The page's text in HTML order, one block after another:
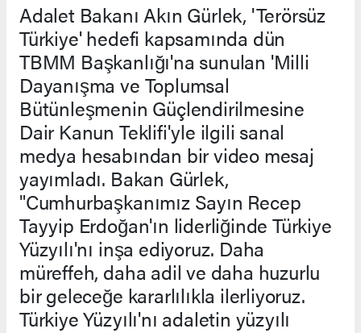
Adalet Bakanı Akın Gürlek, 'Terörsüz
Türkiye' hedefi kapsamında dün
TBMM Başkanlığı'na sunulan 'Milli
Dayanışma ve Toplumsal
Bütünleşmenin Güçlendirilmesine
Dair Kanun Teklifi'yle ilgili sanal
medya hesabından bir video mesaj
yayımladı. Bakan Gürlek,
"Cumhurbaşkanımız Sayın Recep
Tayyip Erdoğan'ın liderliğinde Türkiye
Yüzyılı'nı inşa ediyoruz. Daha
müreffeh, daha adil ve daha huzurlu
bir geleceğe kararlılıkla ilerliyoruz.
Türkiye Yüzyılı'nı adaletin yüzyılı